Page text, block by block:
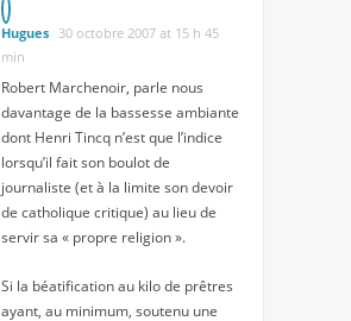
Hugues 30 octobre 2007 at 15 h 45
min
Robert Marchenoir, parle nous
davantage de la bassesse ambiante
dont Henri Tincq n’est que l’indice
lorsqu’il fait son boulot de
journaliste (et à la limite son devoir
de catholique critique) au lieu de
servir sa « propre religion ».
Si la béatification au kilo de prêtres
ayant, au minimum, soutenu une